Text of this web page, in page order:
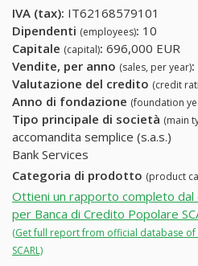
IVA (tax): IT62168579101
Dipendenti (employees): 10
Capitale (capital): 696,000 EUR
Vendite, per anno (sales, per year):
Valutazione del credito (credit
Anno di fondazione (foundation
Tipo principale di società (main
accomandita semplice (s.a.s.)
Bank Services
Categoria di prodotto (product
Ottieni un rapporto completo dal
per Banca di Credito Popolare
(Get full report from official database
SCARL)